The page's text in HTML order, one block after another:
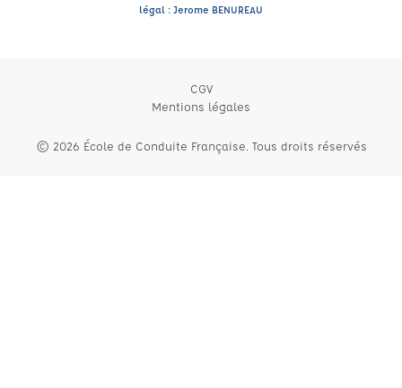
légal : Jerome BENUREAU
CGV
Mentions légales
© 2026 École de Conduite Française. Tous droits réservés